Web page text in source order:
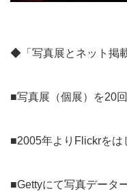
◆「写真展とネット掲載
■写真展（個展）を20
■2005年よりFlickrをは
■Gettyにて写真データ